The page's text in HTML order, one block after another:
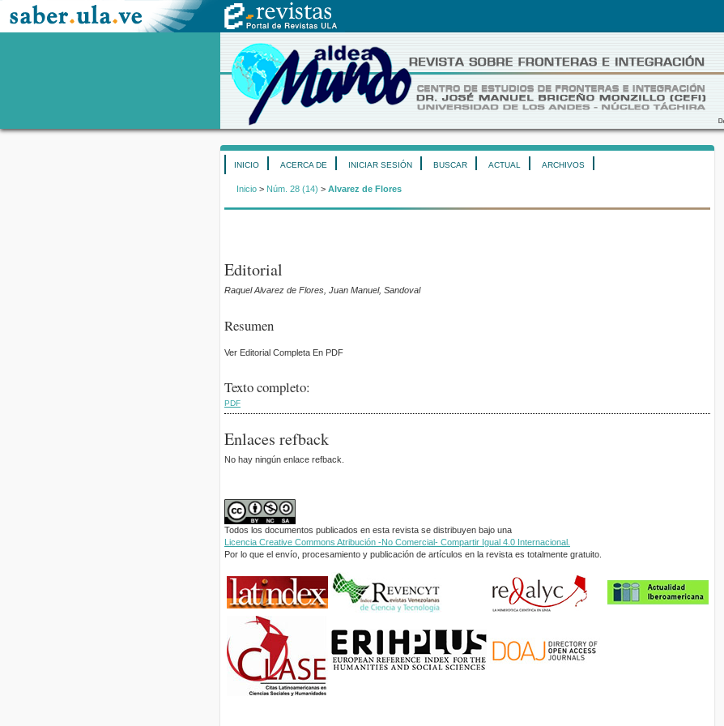
INICIO ACERCA DE INICIAR SESIÓN BUSCAR ACTUAL ARCHIVOS
Inicio > Núm. 28 (14) > Alvarez de Flores
Editorial
Raquel Alvarez de Flores, Juan Manuel, Sandoval
Resumen
Ver Editorial Completa En PDF
Texto completo:
PDF
Enlaces refback
No hay ningún enlace refback.
Todos los documentos publicados en esta revista se distribuyen bajo una
Licencia Creative Commons Atribución -No Comercial- Compartir Igual 4.0 Internacional.
Por lo que el envío, procesamiento y publicación de artículos en la revista es totalmente gratuito.